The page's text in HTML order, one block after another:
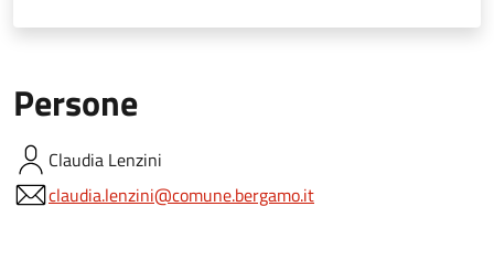
Persone
Claudia Lenzini
claudia.lenzini@comune.bergamo.it